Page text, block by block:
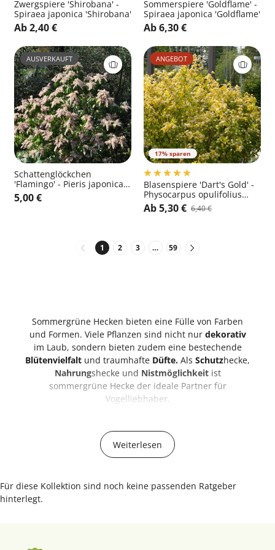
Zwergspiere 'Shirobana' -
Spiraea japonica 'Shirobana'
Ab 2,40 €
Sommerspiere 'Goldflame' -
Spiraea japonica 'Goldflame'
Ab 6,30 €
AUSVERKAUFT
Schattenglöckchen
'Flamingo' - Pieris japonica
'Flamingo'
5,00 €
17% sparen
ANGEBOT
Blasenspiere 'Dart's Gold' -
Physocarpus opulifolius
'Dart's Gold'
Ab 5,30 € 6,40 €
1 2 3 … 59
Sommergrüne Hecken bieten eine Fülle von Farben
und Formen. Viele Pflanzen sind nicht nur dekorativ
im Laub, sondern bieten zudem eine bestechende
Blütenvielfalt und traumhafte Düfte. Als Schutzhecke,
Nahrungshecke und Nistmöglichkeitist
sommergrüne Hecke der ideale Partner für
Vogelliebhaber.
Strukturelemente für
Beet- und Wegeinfassungen,
Haus, Garten und Terrasse nicht nur als Zierwerk
Weiterlesen
Für diese Kollektion sind noch keine passenden Ratgeber
hinterlegt.